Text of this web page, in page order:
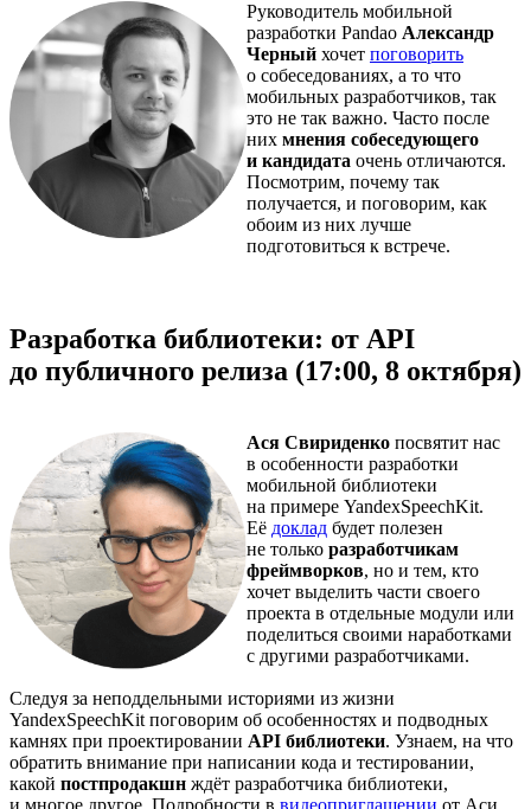
Руководитель мобильной
разработки Pandao Александр
Черный хочет поговорить
о собеседованиях, а то что
мобильных разработчиков, так
это не так важно. Часто после
них мнения собеседующего
и кандидата очень отличаются.
Посмотрим, почему так
получается, и поговорим, как
обоим из них лучше
подготовиться к встрече.
Разработка библиотеки: от API
до публичного релиза (17:00, 8 октября)
Ася Свириденко посвятит нас
в особенности разработки
мобильной библиотеки
на примере YandexSpeechKit.
Её доклад будет полезен
не только разработчикам
фреймворков, но и тем, кто
хочет выделить части своего
проекта в отдельные модули или
поделиться своими наработками
с другими разработчиками.
Следуя за неподдельными историями из жизни
YandexSpeechKit поговорим об особенностях и подводных
камнях при проектировании API библиотеки. Узнаем, на что
обратить внимание при написании кода и тестировании,
какой постпродакшн ждёт разработчика библиотеки,
и многое другое. Подробности в видеоприглашении от Аси,